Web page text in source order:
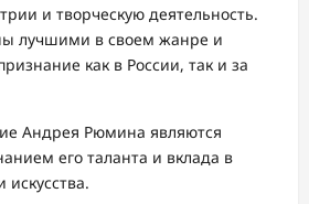
и творческую деятельность.
лучшими в своем жанре и
как в России, так и за
Андрея Рюмина являются
его таланта и вклада в
искусства.